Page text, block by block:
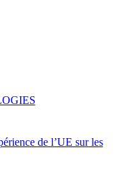
de l’UE sur les